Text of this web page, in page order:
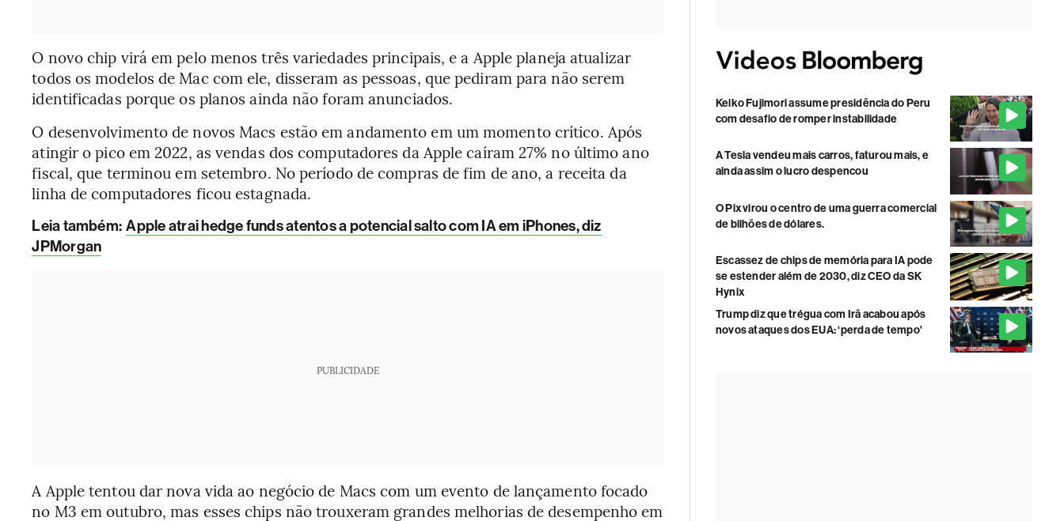
O novo chip virá em pelo menos três variedades principais, e a Apple planeja atualizar
todos os modelos de Mac com ele, disseram as pessoas, que pediram para não serem
identificadas porque os planos ainda não foram anunciados.
O desenvolvimento de novos Macs estão em andamento em um momento crítico. Após
atingir o pico em 2022, as vendas dos computadores da Apple caíram 27% no último ano
fiscal, que terminou em setembro. No período de compras de fim de ano, a receita da
linha de computadores ficou estagnada.
Leia também: Apple atrai hedge funds atentos a potencial salto com IA em iPhones, diz
JPMorgan
PUBLICIDADE
A Apple tentou dar nova vida ao negócio de Macs com um evento de lançamento focado
no M3 em outubro, mas esses chips não trouxeram grandes melhorias de desempenho em
Keiko Fujimori assume presidência do Peru
com desafio de romper instabilidade
A Tesla vendeu mais carros, faturou mais, e
ainda assim o lucro despencou
O Pix virou o centro de uma guerra comercial
de bilhões de dólares.
Escassez de chips de memória para IA pode
se estender além de 2030, diz CEO da SK
Hynix
Trump diz que trégua com Irã acabou após
novos ataques dos EUA: ‘perda de tempo'